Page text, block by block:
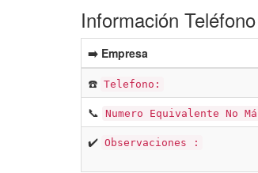
Información
➡️ Empresa
☎️ Telefono:
📞 Numero Equivalente No
✔️ Observaciones :